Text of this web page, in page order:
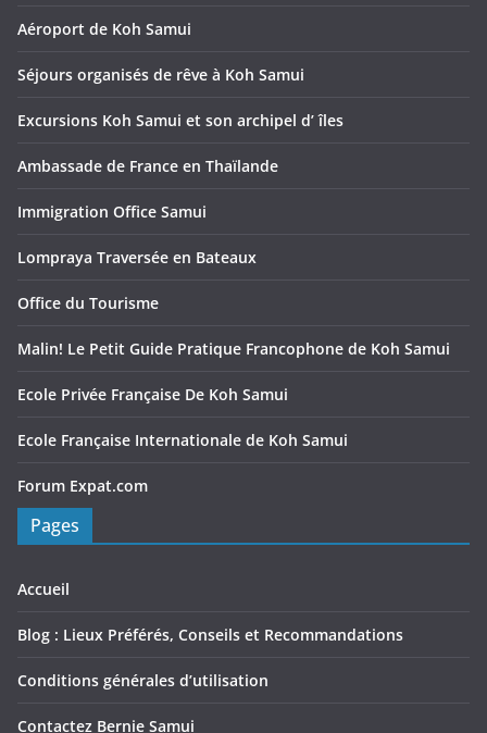
Aéroport de Koh Samui
Séjours organisés de rêve à Koh Samui
Excursions Koh Samui et son archipel d’ îles
Ambassade de France en Thaïlande
Immigration Office Samui
Lompraya Traversée en Bateaux
Office du Tourisme
Malin! Le Petit Guide Pratique Francophone de Koh Samui
Ecole Privée Française De Koh Samui
Ecole Française Internationale de Koh Samui
Forum Expat.com
Pages
Accueil
Blog : Lieux Préférés, Conseils et Recommandations
Conditions générales d’utilisation
Contactez Bernie Samui